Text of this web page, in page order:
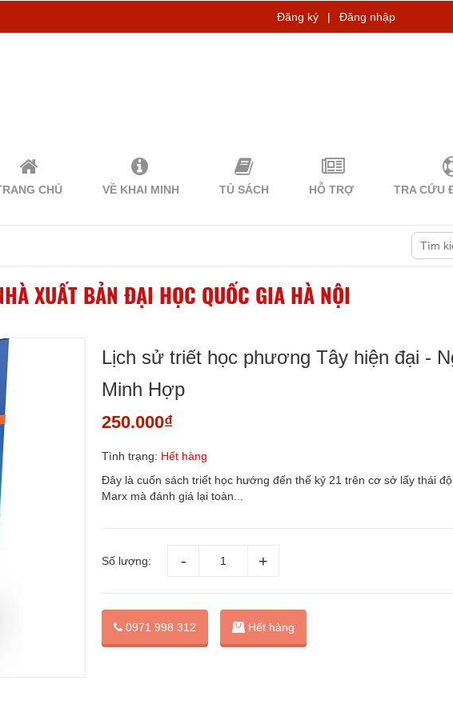
Đăng ký | Đăng nhập
CHỦ VỀ KHAI MINH TỦ SÁCH HỖ TRỢ TRA CỨU
XUẤT BẢN ĐẠI HỌC QUỐC GIA HÀ NỘI
Lịch sử triết học phương Tây hiện đại -
Minh Hợp
250.000₫
Tình trạng: Hết hàng
Đây là cuốn sách triết học hướng đến thế kỷ 21 trên cơ sở lấy thái
Marx mà đánh giá lại toàn...
Số lượng:
0971 998 312 Hết hàng